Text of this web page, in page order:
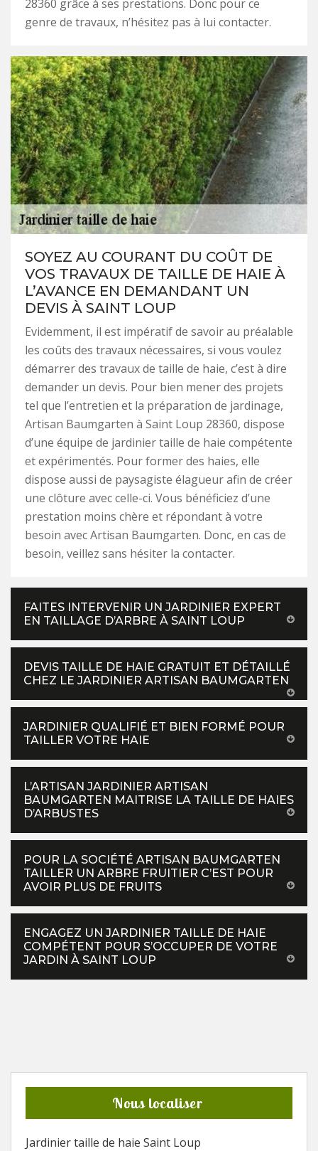
28360 grâce à ses prestations. Donc pour ce
genre de travaux, n’hésitez pas à lui contacter.
SOYEZ AU COURANT DU COÛT DE
VOS TRAVAUX DE TAILLE DE HAIE À
L’AVANCE EN DEMANDANT UN
DEVIS À SAINT LOUP
Evidemment, il est impératif de savoir au préalable
les coûts des travaux nécessaires, si vous voulez
démarrer des travaux de taille de haie, c’est à dire
demander un devis. Pour bien mener des projets
tel que l’entretien et la préparation de jardinage,
Artisan Baumgarten à Saint Loup 28360, dispose
d’une équipe de jardinier taille de haie compétente
et expérimentés. Pour former des haies, elle
dispose aussi de paysagiste élagueur afin de créer
une clôture avec celle-ci. Vous bénéficiez d’une
prestation moins chère et répondant à votre
besoin avec Artisan Baumgarten. Donc, en cas de
besoin, veillez sans hésiter la contacter.
FAITES INTERVENIR UN JARDINIER EXPERT
EN TAILLAGE D’ARBRE À SAINT LOUP
DEVIS TAILLE DE HAIE GRATUIT ET DÉTAILLÉ
CHEZ LE JARDINIER ARTISAN BAUMGARTEN
JARDINIER QUALIFIÉ ET BIEN FORMÉ POUR
TAILLER VOTRE HAIE
L’ARTISAN JARDINIER ARTISAN
BAUMGARTEN MAITRISE LA TAILLE DE HAIES
D’ARBUSTES
POUR LA SOCIÉTÉ ARTISAN BAUMGARTEN
TAILLER UN ARBRE FRUITIER C’EST POUR
AVOIR PLUS DE FRUITS
ENGAGEZ UN JARDINIER TAILLE DE HAIE
COMPÉTENT POUR S’OCCUPER DE VOTRE
JARDIN À SAINT LOUP
Nous localiser
Jardinier taille de haie Saint Loup